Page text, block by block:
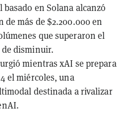
en Solana alcanzó
de más de $2.200.000 en
que superaron el
de disminuir.
mientras xAI se prepara
el miércoles, una
destinada a rivalizar